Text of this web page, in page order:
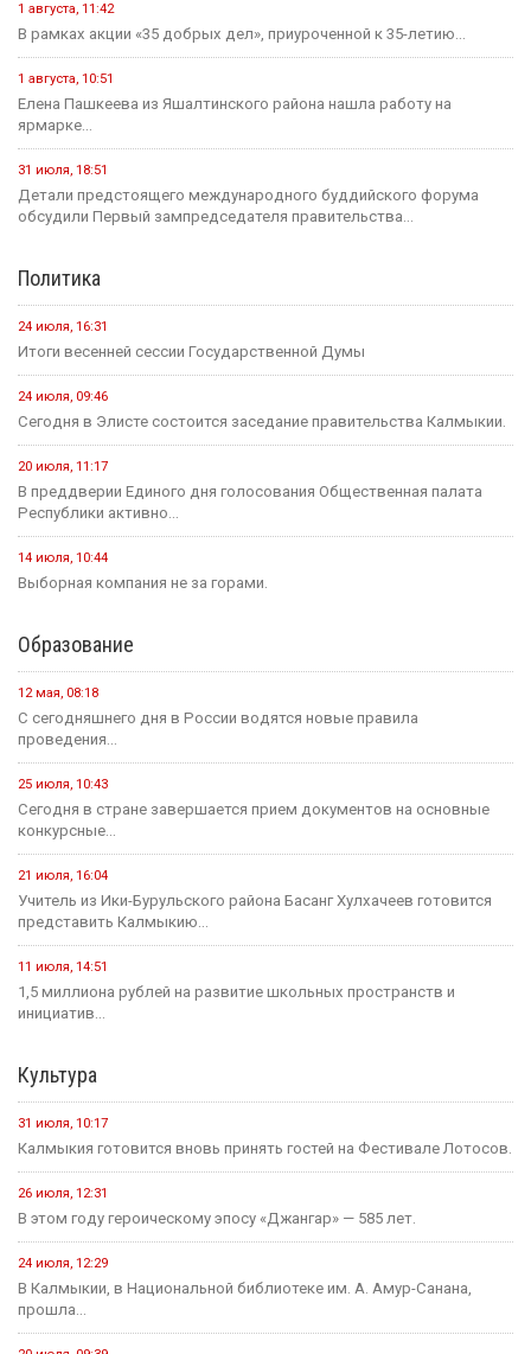
1 августа, 11:42
В рамках акции «35 добрых дел», приуроченной к 35-летию...
1 августа, 10:51
Елена Пашкеева из Яшалтинского района нашла работу на
ярмарке...
31 июля, 18:51
Детали предстоящего международного буддийского форума
обсудили Первый зампредседателя правительства...
Политика
24 июля, 16:31
Итоги весенней сессии Государственной Думы
24 июля, 09:46
Сегодня в Элисте состоится заседание правительства Калмыкии.
20 июля, 11:17
В преддверии Единого дня голосования Общественная палата
Республики активно...
14 июля, 10:44
Выборная компания не за горами.
Образование
12 мая, 08:18
С сегодняшнего дня в России водятся новые правила
проведения...
25 июля, 10:43
Сегодня в стране завершается прием документов на основные
конкурсные...
21 июля, 16:04
Учитель из Ики-Бурульского района Басанг Хулхачеев готовится
представить Калмыкию...
11 июля, 14:51
1,5 миллиона рублей на развитие школьных пространств и
инициатив...
Культура
31 июля, 10:17
Калмыкия готовится вновь принять гостей на Фестивале Лотосов.
26 июля, 12:31
В этом году героическому эпосу «Джангар» — 585 лет.
24 июля, 12:29
В Калмыкии, в Национальной библиотеке им. А. Амур-Санана,
прошла...